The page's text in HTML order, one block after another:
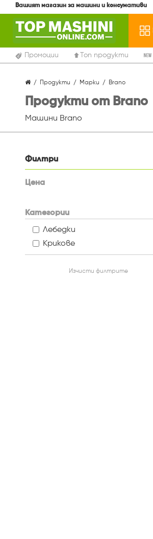
Вашият магазин за машини и консумативи
Промоции Топ продукти
Продукти Марки Brano
Продукти от Brano
Машини Brano
Филтри
Цена
Категории
Лебедки
Крикове
Изчисти филтрите